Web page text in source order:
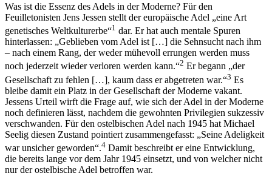
Was ist die Essenz des Adels in der Moderne? Für den
Feuilletonisten Jens Jessen stellt der europäische Adel „eine Art
genetisches Weltkulturerbe“1 dar. Er hat auch mentale Spuren
hinterlassen: „Geblieben vom Adel ist […] die Sehnsucht nach ihm
– nach einem Rang, der weder mühevoll errungen werden muss
noch jederzeit wieder verloren werden kann.“2 Er begann „der
Gesellschaft zu fehlen […], kaum dass er abgetreten war.“3 Es
bleibe damit ein Platz in der Gesellschaft der Moderne vakant.
Jessens Urteil wirft die Frage auf, wie sich der Adel in der Moderne
noch definieren lässt, nachdem die gewohnten Privilegien sukzessiv
verschwanden. Für den ostelbischen Adel nach 1945 hat Michael
Seelig diesen Zustand pointiert zusammengefasst: „Seine Adeligkeit
war unsicher geworden“.4 Damit beschreibt er eine Entwicklung,
die bereits lange vor dem Jahr 1945 einsetzt, und von welcher nicht
nur der ostelbische Adel betroffen war.